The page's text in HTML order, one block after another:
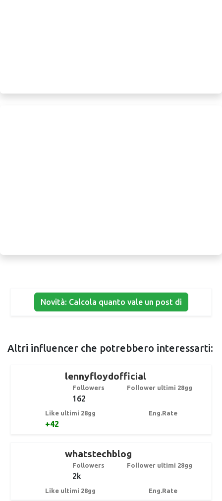
Novità: Calcola quanto vale un post di
Altri influencer che potrebbero interessarti:
lennyfloydofficial
Followers
162
Follower ultimi 28gg
Like ultimi 28gg
+42
Eng.Rate
whatstechblog
Followers
2k
Follower ultimi 28gg
Like ultimi 28gg Eng.Rate